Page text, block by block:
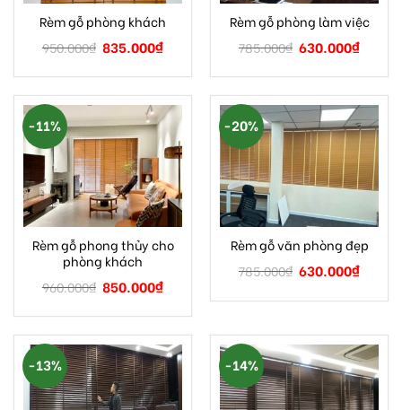
Rèm gỗ phòng khách
950.000₫ 835.000₫
Rèm gỗ phòng làm việc
785.000₫ 630.000₫
-11%
Rèm gỗ phong thủy cho
phòng khách
960.000₫ 850.000₫
-20%
Rèm gỗ văn phòng đẹp
785.000₫ 630.000₫
-13% -14%